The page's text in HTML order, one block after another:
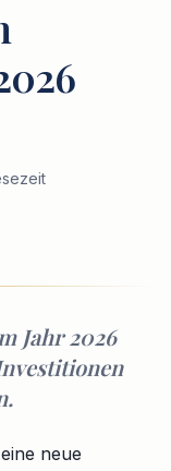
Jahr 2026
neue